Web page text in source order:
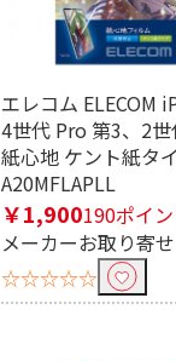
エレコム ELECOM
4世代 Pro 第3、2
紙心地 ケント紙タ
A20MFLAPLL
￥1,900190ポイ
メーカーお取り寄せ
☆☆☆☆☆